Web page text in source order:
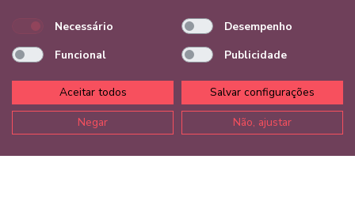
Necessário
Desempenho
Funcional
Publicidade
Aceitar todos
Salvar configurações
Negar
Não, ajustar